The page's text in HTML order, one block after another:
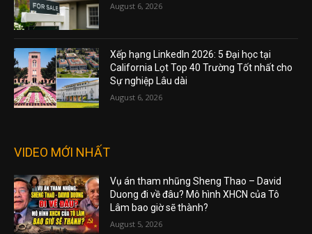
August 6, 2026
Xếp hạng LinkedIn 2026: 5 Đại học tại
California Lọt Top 40 Trường Tốt nhất cho
Sự nghiệp Lâu dài
August 6, 2026
VIDEO MỚI NHẤT
Vụ án tham nhũng Sheng Thao – David
Duong đi về đâu? Mô hình XHCN của Tô
Lâm bao giờ sẽ thành?
August 5, 2026